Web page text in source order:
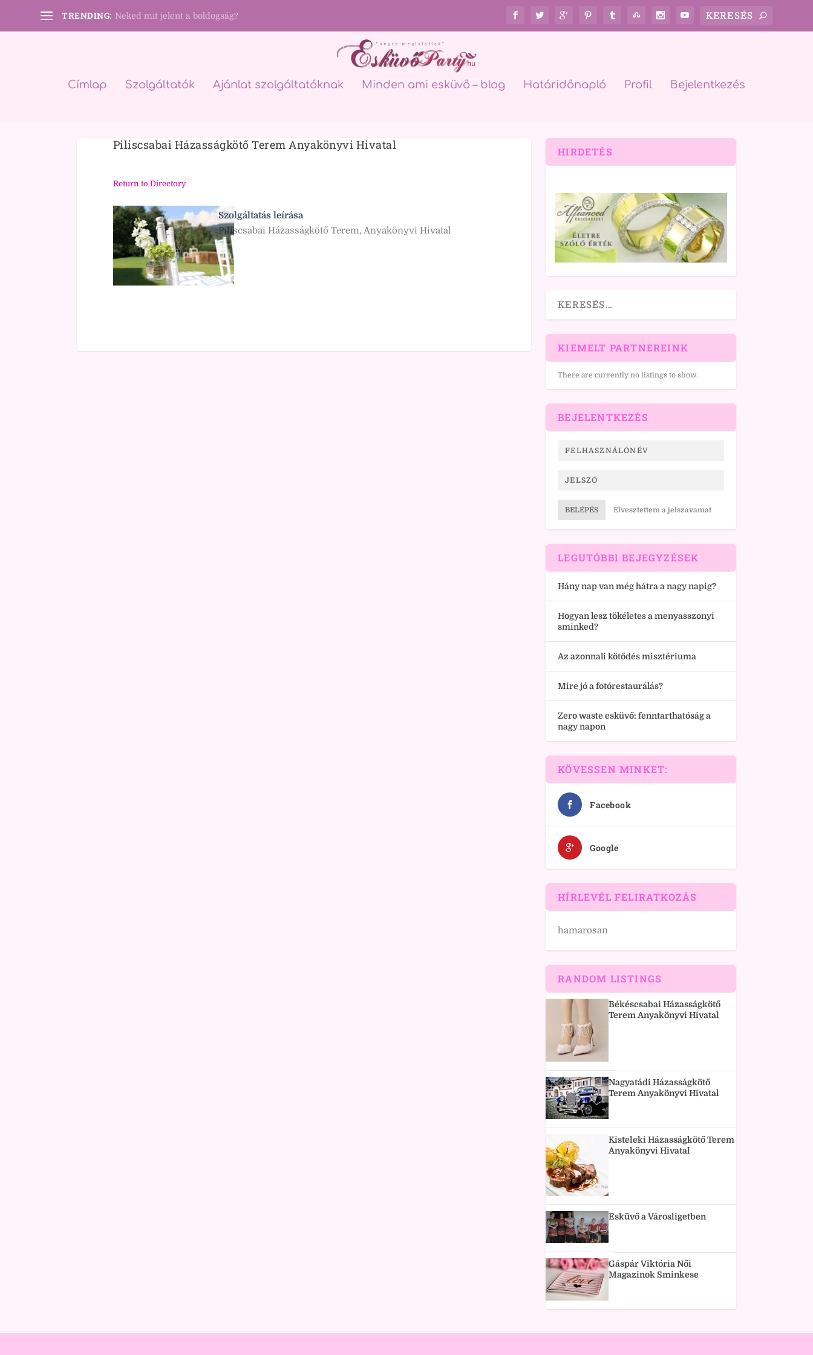
TRENDING: Neked mit jelent a boldogság?
Címlap Szolgáltatók Ajánlat szolgáltatóknak Minden ami esküvő – blog Határidőnapló Profil Bejelentkezés
Piliscsabai Házasságkötő Terem Anyakönyvi Hivatal
Return to Directory
Szolgáltatás leírása
Piliscsabai Házasságkötő Terem, Anyakönyvi Hivatal
HIRDETÉS
KIEMELT PARTNEREINK
There are currently no listings to show.
BEJELENTKEZÉS
BELÉPÉS Elvesztettem a jelszavamat
LEGUTÓBBI BEJEGYZÉSEK
Hány nap van még hátra a nagy napig?
Hogyan lesz tökéletes a menyasszonyi
sminked?
Az azonnali kötődés misztériuma
Mire jó a fotórestaurálás?
Zero waste esküvő: fenntarthatóság a
nagy napon
KÖVESSEN MINKET:
Facebook
Google
HÍRLEVÉL FELIRATKOZÁS
hamarosan
RANDOM LISTINGS
Békéscsabai Házasságkötő
Terem Anyakönyvi Hivatal
Nagyatádi Házasságkötő
Terem Anyakönyvi Hivatal
Kisteleki Házasságkötő Terem
Anyakönyvi Hivatal
Esküvő a Városligetben
Gáspár Viktória Női
Magazinok Sminkese